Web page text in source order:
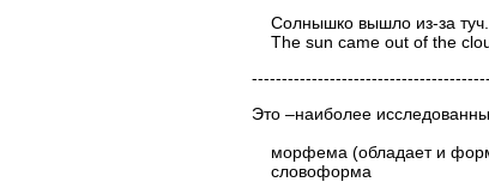
Солнышко вышло из-за туч.
The sun came out of the
Это –наиболее
морфема (обладает и
словоформа